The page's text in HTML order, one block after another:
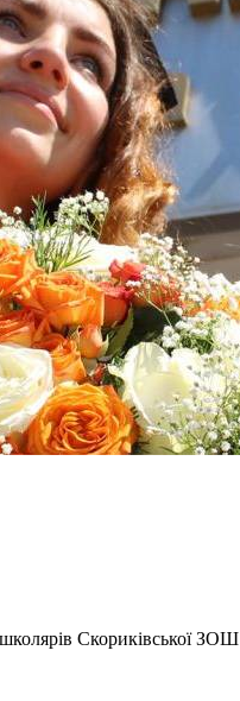
Скориківської ЗОШ